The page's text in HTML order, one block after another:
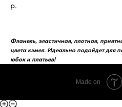
р.
Фланель, эластичная, плотная,
цвета кэмел. Идеально подойдет для
юбок и платьев!
Made on